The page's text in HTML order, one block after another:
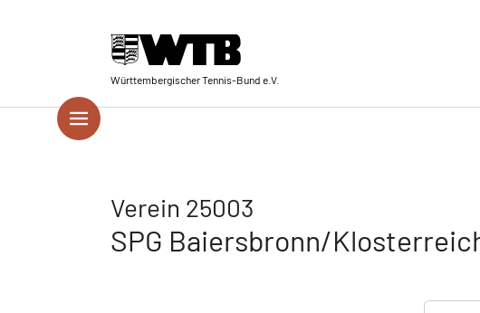
Württembergischer Tennis-Bund e.V.
Verein 25003
SPG Baiersbronn/